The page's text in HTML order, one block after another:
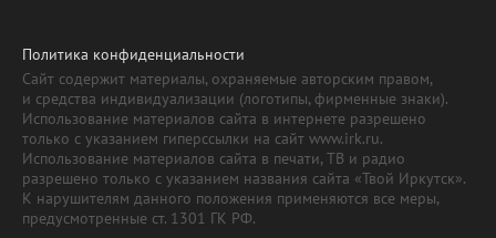
Политика конфиденциальности
Сайт содержит материалы, охраняемые авторским правом,
и средства индивидуализации (логотипы, фирменные знаки).
Использование материалов сайта в интернете разрешено
только с указанием гиперссылки на сайт www.irk.ru.
Использование материалов сайта в печати, ТВ и радио
разрешено только с указанием названия сайта «Твой Иркутск».
К нарушителям данного положения применяются все меры,
предусмотренные ст. 1301 ГК РФ.